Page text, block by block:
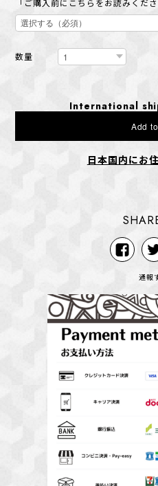
「ご購入前にこちらをお読みくだ
数量
International
Add
日本国内にお
通報